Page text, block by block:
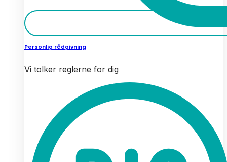
Personlig rådgivning
Vi tolker reglerne for dig